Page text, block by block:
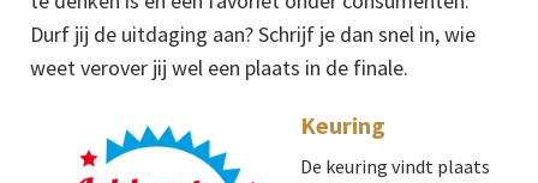
Durf jij de uitdaging aan? Schrijf je dan snel in, wie
weet verover jij wel een plaats in de finale.
Keuring
De keuring vindt plaats